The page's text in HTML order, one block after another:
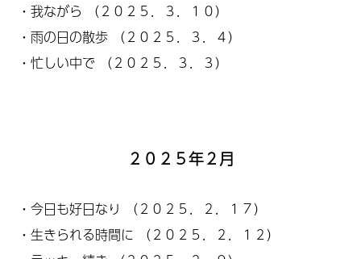
・我ながら （２０２５．３．１０）
・雨の日の散歩 （２０２５．３．４）
・忙しい中で （２０２５．３．３）
２０２５年２月
・今日も好日なり
（２０２５．２．１７）
・生きられる時間に （２０２５．２．１２）